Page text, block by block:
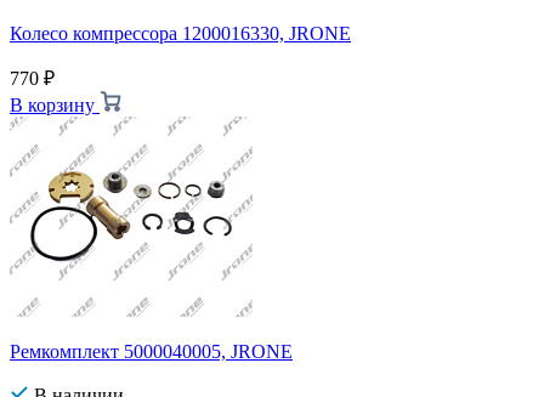
Колесо компрессора 1200016330, JRONE
770 ₽
В корзину
Ремкомплект 5000040005, JRONE